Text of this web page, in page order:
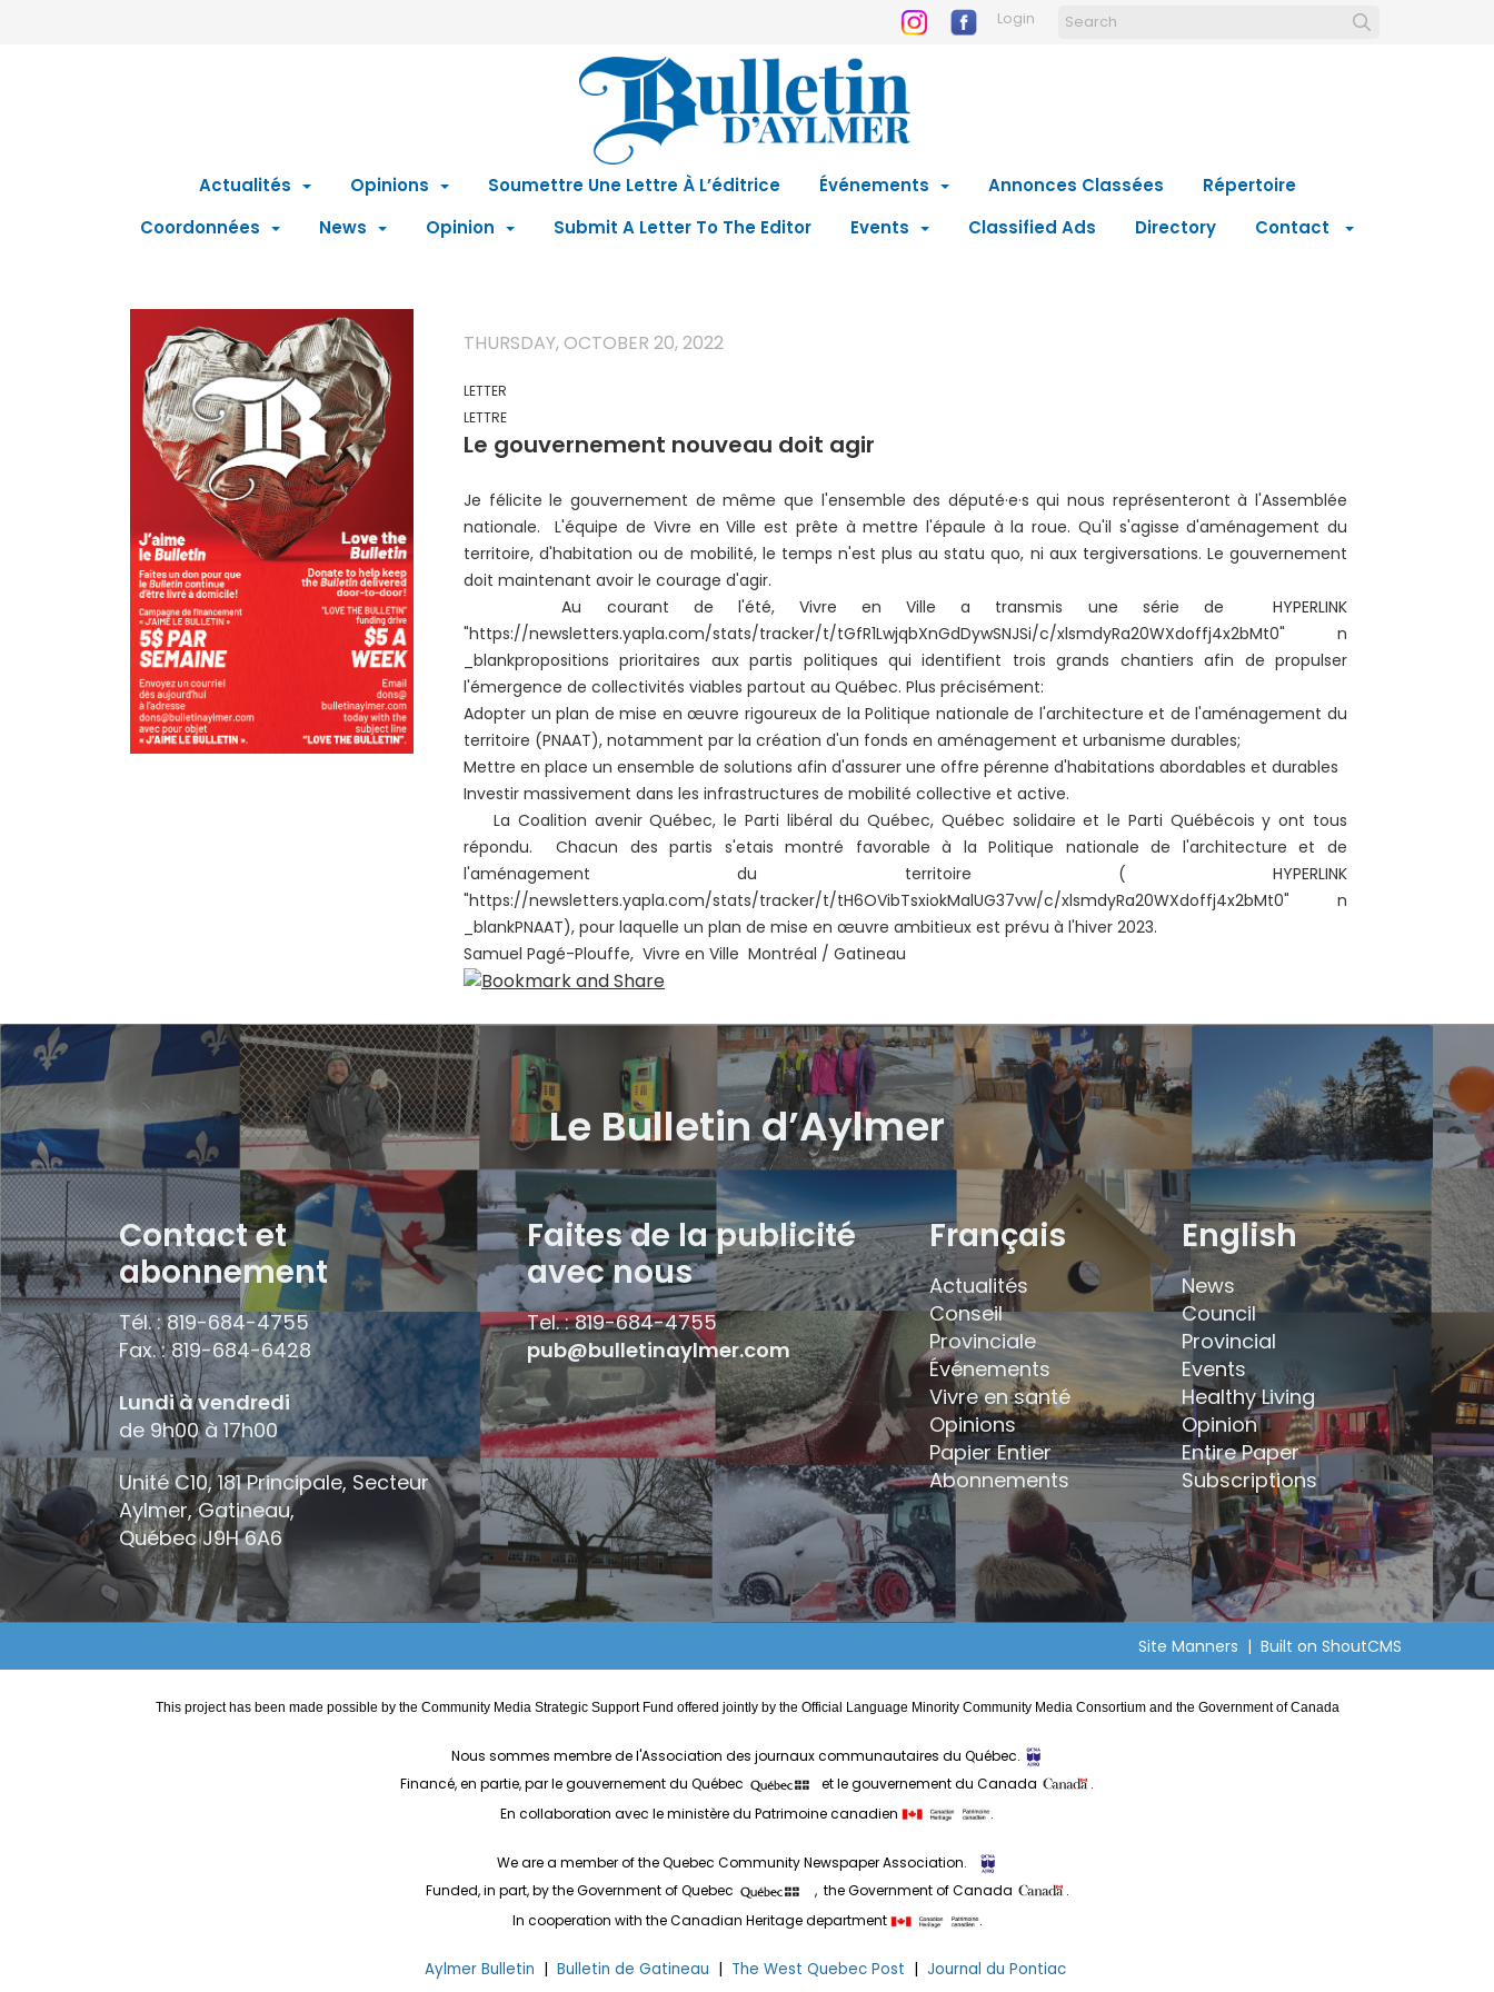
Login
Actualités Opinions Soumettre Une Lettre À L’éditrice Événements Annonces Classées
Répertoire
Coordonnées
News Opinion Submit A Letter To The Editor Events Classified Ads Directory Contact
THURSDAY, OCTOBER 20, 2022
LETTER
LETTRE
Le gouvernement nouveau doit agir
Je félicite le gouvernement de même que l'ensemble des député·e·s qui nous représenteront à l'Assemblée
nationale. L'équipe de Vivre en Ville est prête à mettre l'épaule à la roue. Qu'il s'agisse d'aménagement du
territoire, d'habitation ou de mobilité, le temps n'est plus au statu quo, ni aux tergiversations. Le gouvernement
doit maintenant avoir le courage d'agir.
Au courant de l'été, Vivre en Ville a transmis une série de HYPERLINK
"https://newsletters.yapla.com/stats/tracker/t/tGfR1LwjqbXnGdDywSNJSi/c/xlsmdyRa20WXdoffj4x2bMt0" n
_blankpropositions prioritaires aux partis politiques qui identifient trois grands chantiers afin de propulser
l'émergence de collectivités viables partout au Québec. Plus précisément:
Adopter un plan de mise en œuvre rigoureux de la Politique nationale de l'architecture et de l'aménagement du
territoire (PNAAT), notamment par la création d'un fonds en aménagement et urbanisme durables;
Mettre en place un ensemble de solutions afin d'assurer une offre pérenne d'habitations abordables et durables
Investir massivement dans les infrastructures de mobilité collective et active.
La Coalition avenir Québec, le Parti libéral du Québec, Québec solidaire et le Parti Québécois y ont tous
répondu. Chacun des partis s'etais montré favorable à la Politique nationale de l'architecture et de
l'aménagement du territoire ( HYPERLINK
"https://newsletters.yapla.com/stats/tracker/t/tH6OVibTsxiokMalUG37vw/c/xlsmdyRa20WXdoffj4x2bMt0" n
_blankPNAAT), pour laquelle un plan de mise en œuvre ambitieux est prévu à l'hiver 2023.
Samuel Pagé-Plouffe, Vivre en Ville Montréal / Gatineau
Le Bulletin d’Aylmer
Contact et
abonnement
Tél. : 819-684-4755
Fax. : 819-684-6428
Lundi à vendredi
de 9h00 à 17h00
Unité C10, 181 Principale, Secteur
Aylmer, Gatineau,
QuébecJ9H 6A6
Faites de la publicité
avec nous
Tel. : 819-684-4755
pub@bulletinaylmer.com
Français
Actualités
Conseil
Provinciale
Événements
Vivre en santé
Opinions
Papier Entier
Abonnements
English
News
Council
Provincial
Events
Healthy Living
Opinion
Entire Paper
Subscriptions
Site Manners | Built on ShoutCMS
This project has been made possible by the Community Media Strategic Support Fund offered jointly by the Official Language Minority Community Media Consortium and the Government of Canada
Nous sommes membre de l'Association des journaux communautaires du Québec.
Financé, en partie, par le gouvernement du Québec
et le gouvernement du Canada
.
En collaboration avec le ministère du Patrimoine canadien
.
We are a member of the Quebec Community Newspaper Association.
Funded, in part, by the Government of Quebec
, the Government of Canada
.
In cooperation with the Canadian Heritage department
.
Aylmer Bulletin | Bulletin de Gatineau | The West Quebec Post | Journal du Pontiac